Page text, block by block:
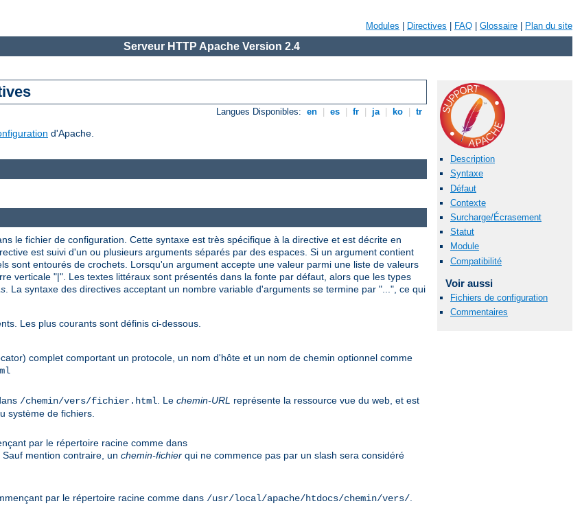
Modules Directives FAQ Glossaire Plan du site
Serveur HTTP Apache Version 2.4
Langues Disponibles: en es fr ja ko tr
d'Apache.
Description
Syntaxe
Défaut
Contexte
Surcharge/Écrasement
Statut
Module
Compatibilité
Voir aussi
Fichiers de configuration
Commentaires
le fichier de configuration. Cette syntaxe est très spécifique à la directive et est décrite en
est suivi d'un ou plusieurs arguments séparés par des espaces. Si un argument contient
sont entourés de crochets. Lorsqu'un argument accepte une valeur parmi une liste de valeurs
verticale "|". Les textes littéraux sont présentés dans la fonte par défaut, alors que les types
. La syntaxe des directives acceptant un nombre variable d'arguments se termine par "...", ce qui
Les plus courants sont définis ci-dessous.
complet comportant un protocole, un nom d'hôte et un nom de chemin optionnel comme
/chemin/vers/fichier.html . Le chemin-URL représente la ressource vue du web, et est
système de fichiers.
par le répertoire racine comme dans
. Sauf mention contraire, un chemin-fichier qui ne commence pas par un slash sera considéré
par le répertoire racine comme dans /usr/local/apache/htdocs/chemin/vers/